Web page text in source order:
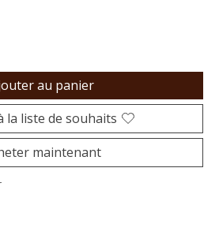
au panier
la liste de souhaits
maintenant